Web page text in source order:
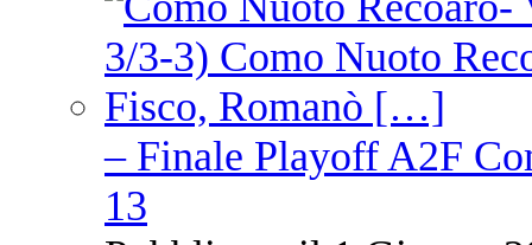
– Finale Playoff A2F
13